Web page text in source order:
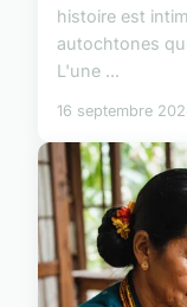
histoire est
autochtones
L'une ...
16 septembre